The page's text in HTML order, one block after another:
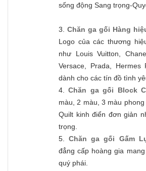
sống động Sang trọng-
3. Chăn ga gối Hàng
Logo của các thương
như Louis Vuitton,
Versace, Prada,
dành cho các tín đồ tình
4.Chăn ga gối Block
màu, 2 màu, 3 màu
Quilt kinh điển đơn giản
trọng.
5.Chăn ga gối Gấm
đẳng cấp hoàng gia
quý phái.